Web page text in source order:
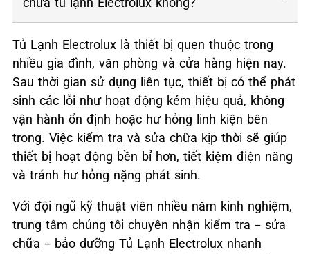
Tủ Lạnh Electrolux là thiết bị quen thuộc trong
nhiều gia đình, văn phòng và cửa hàng hiện nay.
Sau thời gian sử dụng liên tục, thiết bị có thể phát
sinh các lỗi như hoạt động kém hiệu quả, không
vận hành ổn định hoặc hư hỏng linh kiện bên
trong. Việc kiểm tra và sửa chữa kịp thời sẽ giúp
thiết bị hoạt động bền bỉ hơn, tiết kiệm điện năng
và tránh hư hỏng nặng phát sinh.
Với đội ngũ kỹ thuật viên nhiều năm kinh nghiệm,
trung tâm chúng tôi chuyên nhận kiểm tra – sửa
chữa – bảo dưỡng Tủ Lạnh Electrolux nhanh